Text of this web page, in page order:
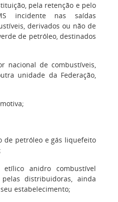
pela retenção e pelo
incidente nas saídas
derivados ou não de
de petróleo, destinados
nacional de combustíveis,
unidade da Federação,
de petróleo e gás liquefeito
etílico anidro combustível
distribuidoras, ainda
estabelecimento;